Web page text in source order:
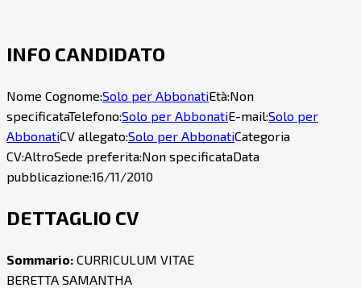
INFO CANDIDATO
Nome Cognome:Solo per AbbonatiEtà:Non
specificataTelefono:Solo per AbbonatiE-mail:Solo per
AbbonatiCV allegato:Solo per AbbonatiCategoria
CV:AltroSede preferita:Non specificataData
pubblicazione:16/11/2010
DETTAGLIO CV
Sommario: CURRICULUM VITAE
BERETTA SAMANTHA